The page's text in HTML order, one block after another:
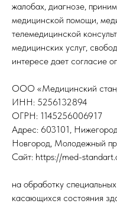
жалобах, диагнозе,
медицинской помощи,
телемедицинской
медицинских услуг,
интересе дает согласие
ООО «Медицинский
ИНН: 5256132894
ОГРН: 1145256006917
Адрес: 603101,
Новгород, Молодежный
Сайт: https://med-
на обработку
касающихся состояния